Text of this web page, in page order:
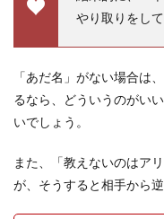
やり取りをして
「あだ名」がない場合は
るなら、どういうのがい
いでしょう。
また、「教えないのはア
が、そうすると相手から